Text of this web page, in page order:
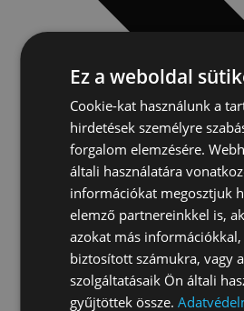
Ez a weboldal
Cookie-kat használunk a
hirdetések személyre
forgalom elemzésére.
általi használatára
információkat megosztjuk
elemző partnereinkkel is,
azokat más
biztosított számukra, vagy
szolgáltatásaik Ön általi
gyűjtöttek össze.